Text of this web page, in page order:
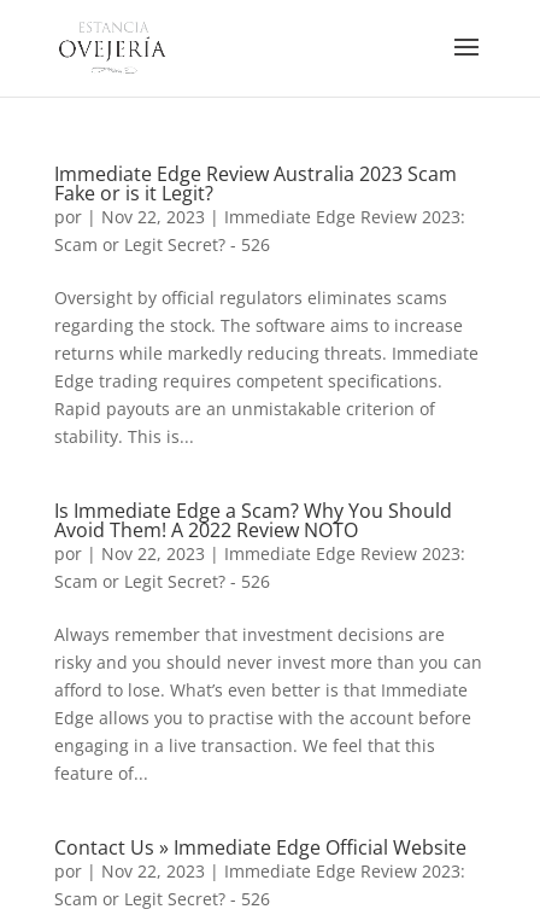
Immediate Edge Review Australia 2023 Scam
Fake or is it Legit?
por | Nov 22, 2023 | Immediate Edge Review 2023:
Scam or Legit Secret? - 526
Oversight by official regulators eliminates scams
regarding the stock. The software aims to increase
returns while markedly reducing threats. Immediate
Edge trading requires competent specifications.
Rapid payouts are an unmistakable criterion of
stability. This is...
Is Immediate Edge a Scam? Why You Should
Avoid Them! A 2022 Review NOTO
por | Nov 22, 2023 | Immediate Edge Review 2023:
Scam or Legit Secret? - 526
Always remember that investment decisions are
risky and you should never invest more than you can
afford to lose. What’s even better is that Immediate
Edge allows you to practise with the account before
engaging in a live transaction. We feel that this
feature of...
Contact Us » Immediate Edge Official Website
por | Nov 22, 2023 | Immediate Edge Review 2023:
Scam or Legit Secret? - 526